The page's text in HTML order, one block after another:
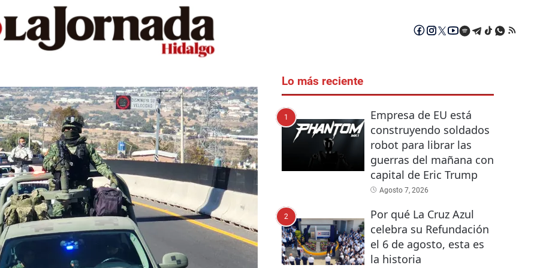
Lo más reciente
1
Empresa de EU está
construyendo soldados
robot para librar las
guerras del mañana con
capital de Eric Trump
Agosto 7, 2026
2
Por qué La Cruz Azul
celebra su Refundación
el 6 de agosto, esta es
la historia